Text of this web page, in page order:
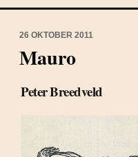
26 OKTOBER 2011
Mauro
Peter Breedveld